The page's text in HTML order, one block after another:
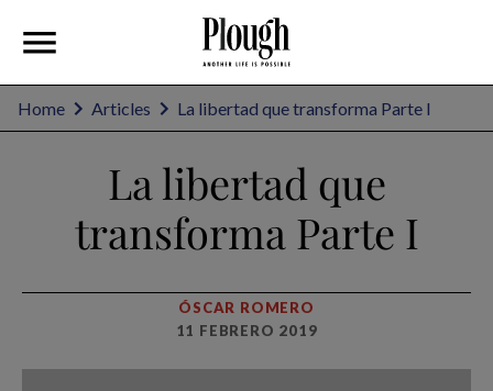
Home Articles La libertad que transforma Parte I
La libertad que
transforma Parte I
ÓSCAR ROMERO
11 FEBRERO 2019